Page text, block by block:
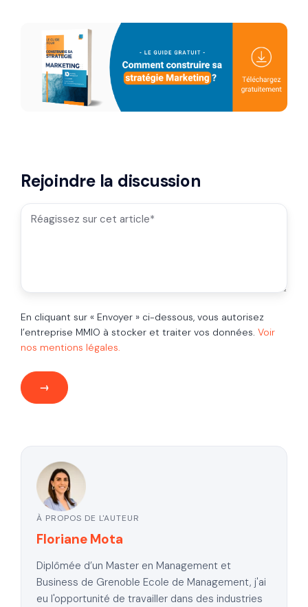
Rejoindre la discussion
En cliquant sur « Envoyer » ci-dessous, vous autorisez
l’entreprise MMIO à stocker et traiter vos données. Voir
nos mentions légales.
À PROPOS DE L'AUTEUR
Floriane Mota
Diplômée d’un Master en Management et
Business de Grenoble Ecole de Management, j'ai
eu l'opportunité de travailler dans des industries